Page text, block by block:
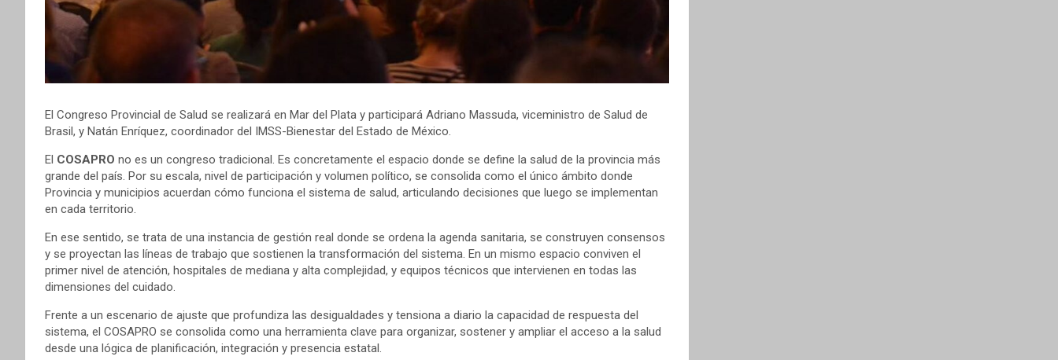
El Congreso Provincial de Salud se realizará en Mar del Plata y participará Adriano Massuda, viceministro de Salud de
Brasil, y Natán Enríquez, coordinador del IMSS-Bienestar del Estado de México.
El COSAPRO no es un congreso tradicional. Es concretamente el espacio donde se define la salud de la provincia más
grande del país. Por su escala, nivel de participación y volumen político, se consolida como el único ámbito donde
Provincia y municipios acuerdan cómo funciona el sistema de salud, articulando decisiones que luego se implementan
en cada territorio.
En ese sentido, se trata de una instancia de gestión real donde se ordena la agenda sanitaria, se construyen consensos
y se proyectan las líneas de trabajo que sostienen la transformación del sistema. En un mismo espacio conviven el
primer nivel de atención, hospitales de mediana y alta complejidad, y equipos técnicos que intervienen en todas las
dimensiones del cuidado.
Frente a un escenario de ajuste que profundiza las desigualdades y tensiona a diario la capacidad de respuesta del
sistema, el COSAPRO se consolida como una herramienta clave para organizar, sostener y ampliar el acceso a la salud
desde una lógica de planificación, integración y presencia estatal.